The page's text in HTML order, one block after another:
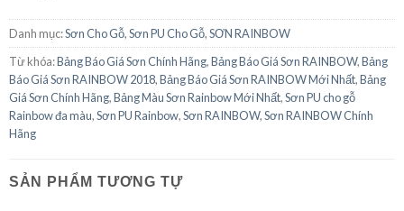
Danh mục:Sơn Cho Gỗ,Sơn PU Cho Gỗ,SƠN RAINBOW
Từ khóa:Bảng Báo Giá Sơn Chính Hãng,Bảng Báo Giá Sơn RAINBOW,Bảng
Báo Giá Sơn RAINBOW 2018,Bảng Báo Giá Sơn RAINBOW Mới Nhất,Bảng
Giá Sơn Chính Hãng,Bảng Màu Sơn Rainbow Mới Nhất,Sơn PU cho gỗ
Rainbow đa màu,Sơn PU Rainbow,Sơn RAINBOW,Sơn RAINBOW Chính
Hãng
SẢN PHẨM TƯƠNG TỰ